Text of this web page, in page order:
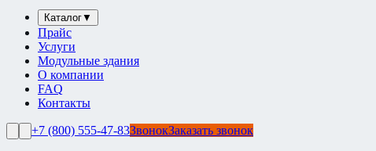
Каталог▼
Прайс
Услуги
Модульные здания
О компании
FAQ
Контакты
+7 (800) 555-47-83ЗвонокЗаказать звонок